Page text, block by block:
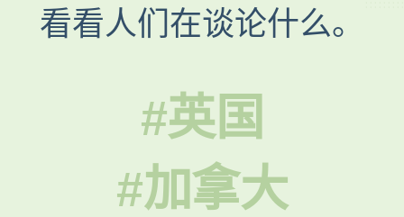
看看人们在谈论什么。
#英国
#加拿大